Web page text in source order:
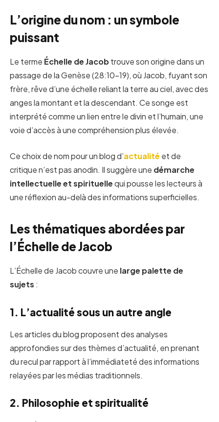
L’origine du nom : un symbole
puissant
Le terme Échelle de Jacobtrouve son origine dans un
passage de la Genèse (28:10-19), où Jacob, fuyant son
frère, rêve d’une échelle reliant la terre au ciel, avec des
anges la montant et la descendant. Ce songe est
interprété comme un lien entre le divin et l’humain, une
voie d’accès à une compréhension plus élevée.
Ce choix de nom pour un blog d’actualité et de
critique n’est pas anodin. Il suggère une démarche
intellectuelle et spirituellequi pousse les lecteurs à
une réflexion au-delà des informations superficielles.
Les thématiques abordées par
l’Échelle de Jacob
L’Échelle de Jacob couvre une large palette de
sujets :
1. L’actualité sous un autre angle
Les articles du blog proposent des analyses
approfondies sur des thèmes d’actualité, en prenant
du recul par rapport à l’immédiateté des informations
relayées par les médias traditionnels.
2. Philosophie et spiritualité